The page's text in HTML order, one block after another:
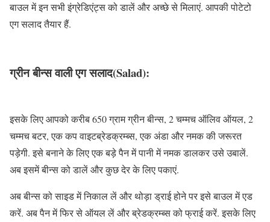
बाउल में इन सभी इंग्रेडिएंट्स को डालें और अच्छे से मिलाएं. आपकी पोटेटो
एग सलाद तैयार हैं.
ग्रीन बीन्स वाली एग सलाद(Salad):
इसके लिए आपको करीब 650 ग्राम ग्रीन बीन्स, 2 चम्मच ऑलिव ऑयल, 2
चम्मच बटर, एक कप वाइटब्रेडक्रम्ब्स, एक अंडा और नमक की जरूरत
पड़ेगी. इसे बनाने के लिए एक बड़े पैन में पानी में नमक डालकर उसे उबालें.
अब इसमें बीन्स को डालें और कुछ देर के लिए पकाएं.
अब बीन्स को साइड में निकाल लें और थोड़ा ड्राई होने पर इसे बाउल में एड
करें. अब पैन में फिर से ऑयल लें और ब्रेडक्रम्ब्स को फ्राई करें. इसके लिए